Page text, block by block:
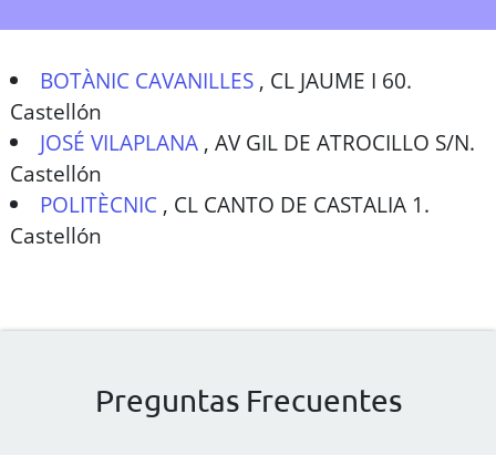
BOTÀNIC CAVANILLES , CL JAUME I 60.
Castellón
JOSÉ VILAPLANA ,AV GIL DE ATROCILLO S/N.
Castellón
POLITÈCNIC , CL CANTO DE CASTALIA 1.
Castellón
Preguntas Frecuentes